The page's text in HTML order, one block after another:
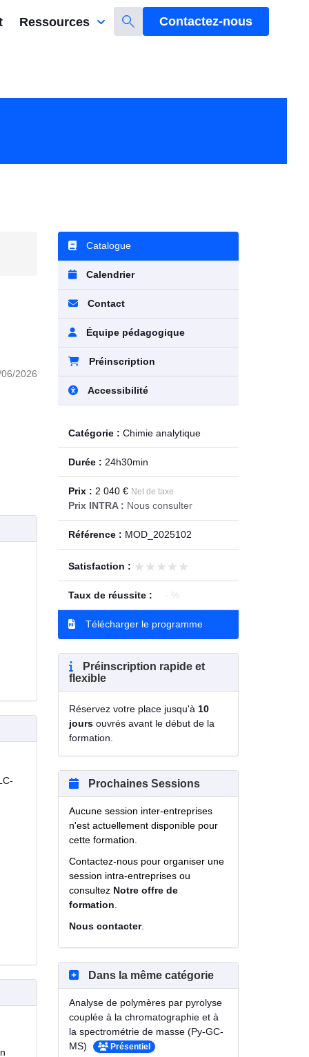
Ressources Contactez-nous
2026
Catalogue
Calendrier
Contact
Équipe pédagogique
Préinscription
Accessibilité
Catégorie : Chimie analytique
Durée : 24h30min
Prix : 2 040 € Net de taxe
Prix INTRA : Nous consulter
Référence : MOD_2025102
Satisfaction : ★★★★★
★★★★★
Taux de réussite : - %
Télécharger le programme
Préinscription rapide et
flexible
Réservez votre place jusqu'à 10
joursouvrés avant le début de la
formation.
Prochaines Sessions
Aucune session inter-entreprises
n'est actuellement disponible pour
cette formation.
Contactez-nous pour organiser une
session intra-entreprises ou
consultez Notre offre de
formation
Nous contacter.
Dans la même catégorie
Analyse de polymères par pyrolyse
couplée à la chromatographie et à
la spectrométrie de masse (Py-GC-
MS)
Présentiel